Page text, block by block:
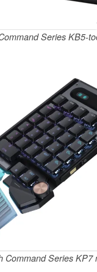
Series KB5-
Command Series KP7